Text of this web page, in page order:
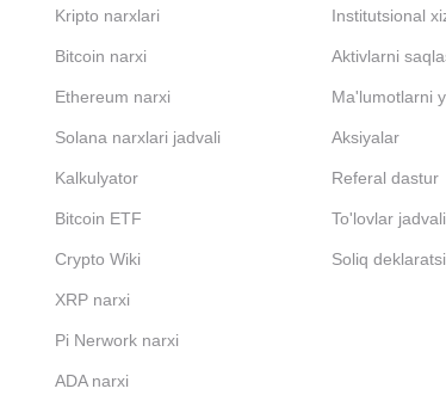
Kripto narxlari
Bitcoin narxi
Ethereum narxi
Solana narxlari jadvali
Kalkulyator
Bitcoin ETF
Crypto Wiki
XRP narxi
Pi Nerwork narxi
ADA narxi
Institutsional
Aktivlarni
Ma'lumotlarni
Aksiyalar
Referal dastur
To'lovlar jadvali
Soliq